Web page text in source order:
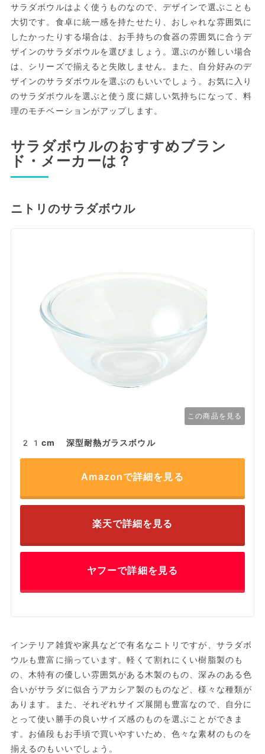
サラダボウルはよく使うものなので、デザインで選ぶことも
大切です。食卓に統一感を持たせたり、おしゃれな雰囲気に
したかったりする場合は、お手持ちの食器の雰囲気に合うデ
ザインのサラダボウルを選びましょう。選ぶのが難しい場合
は、シリーズで揃えると失敗しません。また、自分好みのデ
ザインのサラダボウルを選ぶのもいいでしょう。お気に入り
のサラダボウルを選ぶと使う度に嬉しい気持ちになって、料
理のモチベーションがアップします。
サラダボウルのおすすめブラン
ド・メーカーは？
ニトリのサラダボウル
この商品を見る
21cm 深型耐熱ガラスボウル
Amazonで詳細を見る
楽天で詳細を見る
ヤフーで詳細を見る
インテリア雑貨や家具などで有名なニトリですが、サラダボ
ウルも豊富に揃っています。軽くて割れにくい樹脂製のも
の、木特有の優しい雰囲気がある木製のもの、深みのある色
合いがサラダに似合うアカシア製のものなど、様々な種類が
あります。また、それぞれサイズ展開も豊富なので、自分に
とって使い勝手の良いサイズ感のものを選ぶことができま
す。お値段もお手頃で買いやすいため、色々な素材のものを
揃えるのもいいでしょう。